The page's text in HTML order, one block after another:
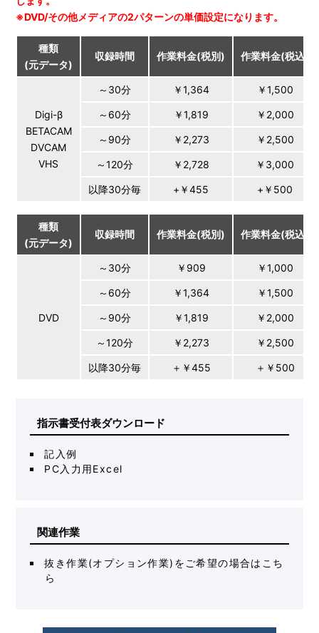
※DVD/その他メディアの2パターンの単価設定になります。
種類
(元データ)
収録時間 作業料金(税別) 作業料金(税込)
Digi-β
BETACAM
DVCAM
VHS
～30分 ￥1,364 ￥1,500
～60分 ￥1,819 ￥2,000
～90分 ￥2,273 ￥2,500
～120分 ￥2,728 ￥3,000
以降30分毎 +￥455 +￥500
種類
(元データ)
収録時間 作業料金(税別) 作業料金(税込)
DVD
～30分 ￥909 ￥1,000
～60分 ￥1,364 ￥1,500
～90分 ￥1,819 ￥2,000
～120分 ￥2,273 ￥2,500
以降30分毎 ＋￥455 ＋￥500
指示書受付表ダウンロード
記入例
PC入力用Excel
関連作業
抜き作業(オプション作業)をご希望の場合はこち
ら